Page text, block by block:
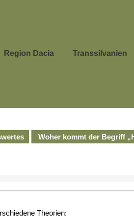
Region Dacia Transsilvanien
Woher kommt der Begriff
Theorien: